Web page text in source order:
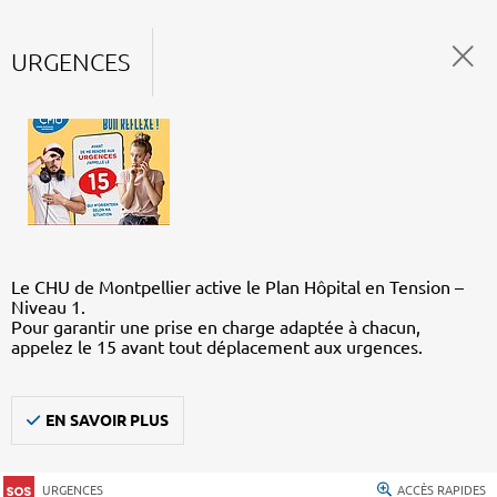
URGENCES
Le CHU de Montpellier active le Plan Hôpital en Tension –
Niveau 1.
Pour garantir une prise en charge adaptée à chacun,
appelez le 15 avant tout déplacement aux urgences.
EN SAVOIR PLUS
URGENCES ACCÈS RAPIDES